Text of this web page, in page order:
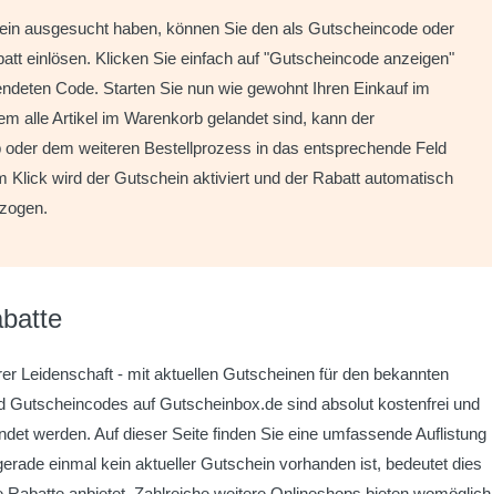
ausgesucht haben, können Sie den als Gutscheincode oder
einlösen. Klicken Sie einfach auf "Gutscheincode anzeigen"
Code. Starten Sie nun wie gewohnt Ihren Einkauf im
alle Artikel im Warenkorb gelandet sind, kann der
dem weiteren Bestellprozess in das entsprechende Feld
Klick wird der Gutschein aktiviert und der Rabatt automatisch
Leidenschaft - mit aktuellen Gutscheinen für den bekannten
Gutscheincodes auf Gutscheinbox.de sind absolut kostenfrei und
werden. Auf dieser Seite finden Sie eine umfassende Auflistung
einmal kein aktueller Gutschein vorhanden ist, bedeutet dies